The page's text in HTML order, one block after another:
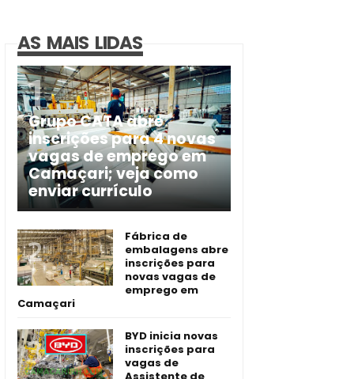
AS MAIS LIDAS
Grupo CATA abre
inscrições para 4 novas
vagas de emprego em
Camaçari; veja como
enviar currículo
Fábrica de
embalagens abre
inscrições para
novas vagas de
emprego em
Camaçari
BYD inicia novas
inscrições para
vagas de